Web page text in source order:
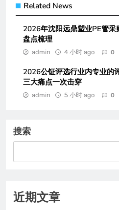
Related News
2026年沈阳远鼎塑业PE管
盘点梳理
admin 4 小时 ago 0
2026公钲评选行业内专业的
三大痛点一次击穿
admin 5 小时 ago 0
搜索
近期文章